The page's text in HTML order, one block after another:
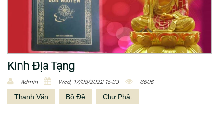
Kinh Địa Tạng
Admin Wed, 17/08/2022 15:33 6606
Thanh Văn Bồ Đề Chư Phật